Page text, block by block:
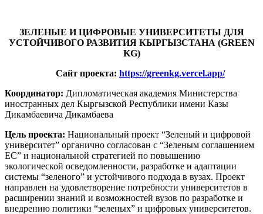
ЗЕЛЕНЫЕ И ЦИФРОВЫЕ УНИВЕРСИТЕТЫ ДЛЯ
УСТОЙЧИВОГО РАЗВИТИЯ КЫРГЫЗСТАНА (GREEN
KG)
Сайт проекта: https://greenkg.vercel.app/
Координатор: Дипломатическая академия Министерства
иностранных дел Кыргызской Республики имени Казы
Дикамбаевича Дикамбаева
Цель проекта: Национальный проект “Зеленый и цифровой
университет” органично согласован с “Зеленым соглашением
ЕС” и национальной стратегией по повышению
экологической осведомленности, разработке и адаптации
системы “зеленого” и устойчивого подхода в вузах. Проект
направлен на удовлетворение потребности университетов в
расширении знаний и возможностей вузов по разработке и
внедрению политики “зеленых” и цифровых университетов.